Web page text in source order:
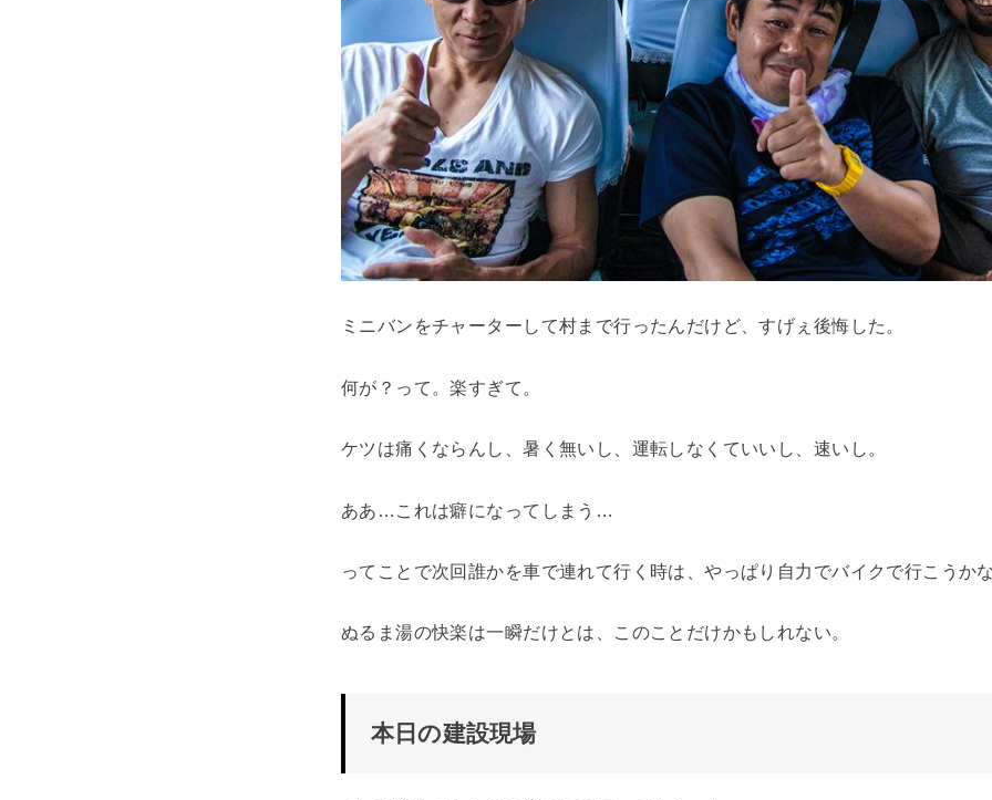
ミニバンをチャーターして村まで行ったんだけど、すげぇ後悔した。
何が？って。楽すぎて。
ケツは痛くならんし、暑く無いし、運転しなくていいし、速いし。
ああ…これは癖になってしまう…
ってことで次回誰かを車で連れて行く時は、やっぱり自力でバイクで行こうか
ぬるま湯の快楽は一瞬だけとは、このことだけかもしれない。
本日の建設現場